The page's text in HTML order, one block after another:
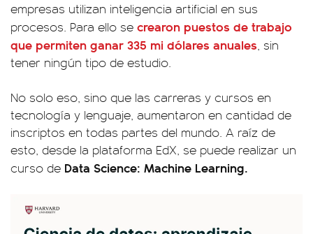
empresas utilizan inteligencia artificial en sus
procesos. Para ello se crearon puestos de trabajo
que permiten ganar 335 mi dólares anuales , sin
tener ningún tipo de estudio.
No solo eso, sino que las carreras y cursos en
tecnología y lenguaje, aumentaron en cantidad de
inscriptos en todas partes del mundo. A raíz de
esto, desde la plataforma EdX, se puede realizar un
curso de Data Science: Machine Learning.